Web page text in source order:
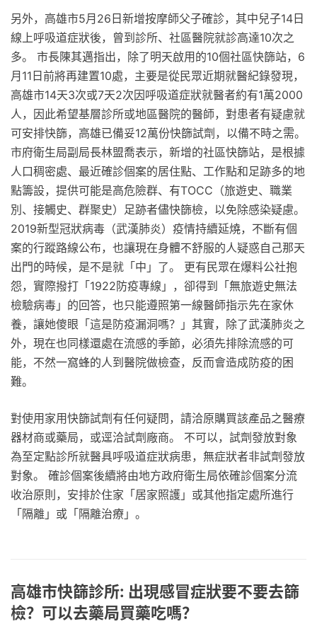
另外，高雄市5月26日新增按摩師父子確診，其中兒子14日
線上呼吸道症狀後，曾到診所、社區醫院就診高達10次之
多。 市長陳其邁指出，除了明天啟用的10個社區快篩站，6
月11日前將再建置10處，主要是從民眾近期就醫紀錄發現，
高雄市14天3次或7天2次因呼吸道症狀就醫者約有1萬2000
人，因此希望基層診所或地區醫院的醫師，對患者有疑慮就
可安排快篩，高雄已備妥12萬份快篩試劑，以備不時之需。
市府衛生局副局長林盟喬表示，新增的社區快篩站，是根據
人口稠密處、最近確診個案的居住點、工作點和足跡多的地
點籌設，提供可能是高危險群、有TOCC（旅遊史、職業
別、接觸史、群聚史）足跡者儘快篩檢，以免除感染疑慮。
2019新型冠狀病毒（武漢肺炎）疫情持續延燒，不斷有個
案的行蹤路線公布，也讓現在身體不舒服的人疑惑自己那天
出門的時候，是不是就「中」了。 更有民眾在爆料公社抱
怨，實際撥打「1922防疫專線」，卻得到「無旅遊史無法
檢驗病毒」的回答，也只能遵照第一線醫師指示先在家休
養，讓她傻眼「這是防疫漏洞嗎？」其實，除了武漢肺炎之
外，現在也同樣還處在流感的季節，必須先排除流感的可
能，不然一窩蜂的人到醫院做檢查，反而會造成防疫的困
難。
對使用家用快篩試劑有任何疑問，請洽原購買該產品之醫療
器材商或藥局，或逕洽試劑廠商。 不可以，試劑發放對象
為至定點診所就醫具呼吸道症狀病患，無症狀者非試劑發放
對象。 確診個案後續將由地方政府衛生局依確診個案分流
收治原則，安排於住家「居家照護」或其他指定處所進行
「隔離」或「隔離治療」。
高雄市快篩診所: 出現感冒症狀要不要去篩
檢？可以去藥局買藥吃嗎？